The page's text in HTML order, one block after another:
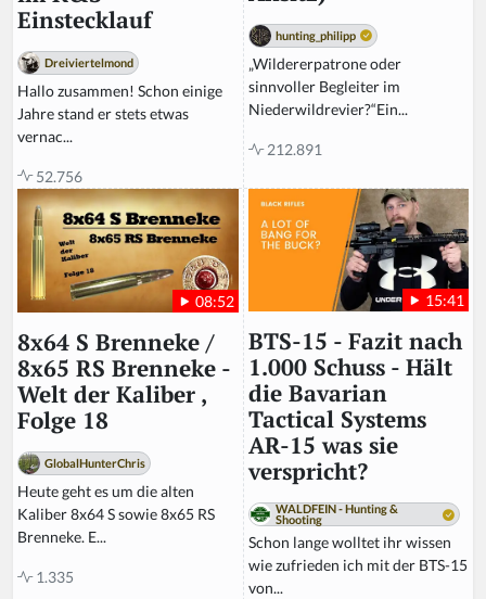
Einstecklauf
Dreiviertelmond
Hallo zusammen! Schon einige
Jahre stand er stets etwas
vernac...
52.756
hunting_philipp
„Wildererpatrone oder
sinnvoller Begleiter im
Niederwildrevier?“Ein...
212.891
08:52
8x64 S Brenneke /
8x65 RS Brenneke -
Welt der Kaliber ,
Folge 18
GlobalHunterChris
Heute geht es um die alten
Kaliber 8x64 S sowie 8x65 RS
Brenneke. E...
1.335
15:41
BTS-15 - Fazit nach
1.000 Schuss - Hält
die Bavarian
Tactical Systems
AR-15 was sie
verspricht?
WALDFEIN - Hunting &
Shooting
Schon lange wolltet ihr wissen
wie zufrieden ich mit der BTS-15
von...